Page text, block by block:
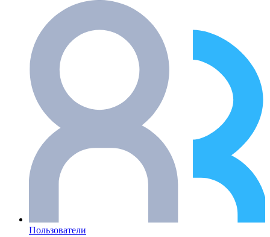
Пользователи